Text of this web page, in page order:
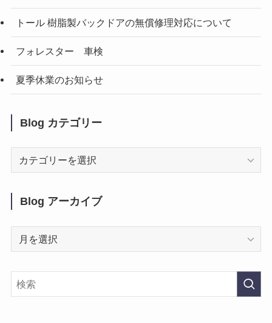
トール 樹脂製バックドアの無償修理対応について
フォレスター 車検
夏季休業のお知らせ
Blog カテゴリー
Blog
ー
Blog アーカイブ
Blog
カ